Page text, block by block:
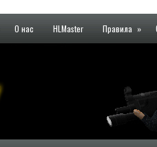
О нас HLMaster Правила »